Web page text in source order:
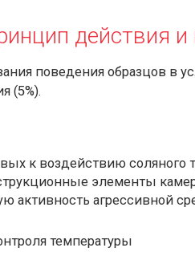
действия и
поведения образцов в
(5%).
к воздействию соляного
элементы
активность агрессивной
температуры